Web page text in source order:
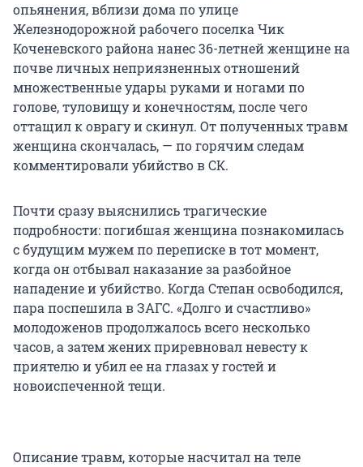
опьянения, вблизи дома по улице
Железнодорожной рабочего поселка Чик
Коченевского района нанес 36-летней женщине на
почве личных неприязненных отношений
множественные удары руками и ногами по
голове, туловищу и конечностям, после чего
оттащил к оврагу и скинул. От полученных травм
женщина скончалась, — по горячим следам
комментировали убийство в СК.
Почти сразу выяснились трагические
подробности: погибшая женщина познакомилась
с будущим мужем по переписке в тот момент,
когда он отбывал наказание за разбойное
нападение и убийство. Когда Степан освободился,
пара поспешила в ЗАГС. «Долго и счастливо»
молодоженов продолжалось всего несколько
часов, а затем жених приревновал невесту к
приятелю и убил ее на глазах у гостей и
новоиспеченной тещи.
Описание травм, которые насчитал на теле